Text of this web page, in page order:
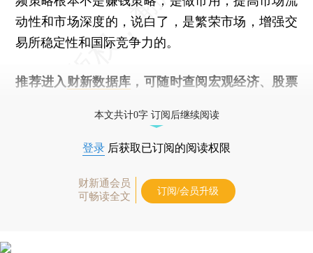
动性和市场深度的，说白了，是繁荣市场，增强交
易所稳定性和国际竞争力的。
推荐进入 财新数据库 ，可随时查阅宏观经济、股票
本文共计0字 订阅后继续阅读
登录 后获取已订阅的阅读权限
财新通会员
可畅读全文
订阅/会员升级